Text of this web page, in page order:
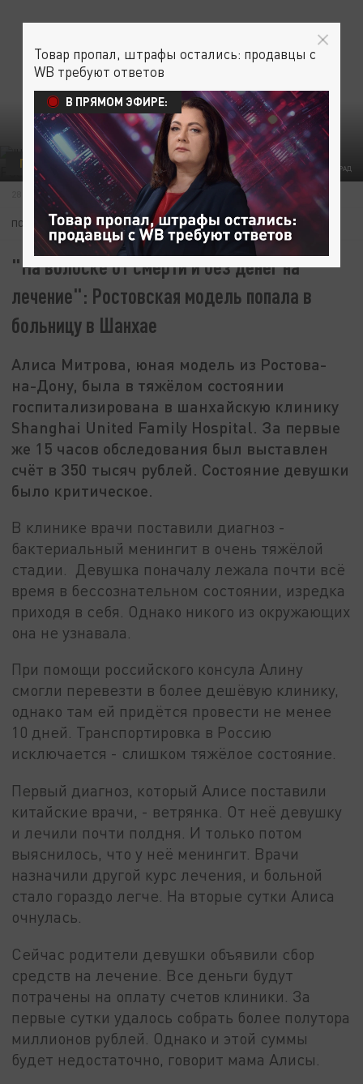
ФОТО: ЦАРЬГРАД
ПРОИСШЕСТВИЯ
28 МАРТА 22:03
ПОДПИШИТЕСЬ:
"На волоске от смерти и без денег на
лечение": Ростовская модель попала в
больницу в Шанхае
Алиса Митрова, юная модель из Ростова-
на-Дону, была в тяжёлом состоянии
госпитализирована в шанхайскую клинику
Shanghai United Family Hospital. За первые
же 15 часов обследования был выставлен
счёт в 350 тысяч рублей. Состояние девушки
было критическое.
В клинике врачи поставили диагноз -
бактериальный менингит в очень тяжёлой
стадии. Девушка поначалу лежала почти всё
время в бессознательном состоянии, изредка
приходя в себя. Однако никого из окружающих
она не узнавала.
При помощи российского консула Алину
смогли перевезти в более дешёвую клинику,
однако там ей придётся провести не менее
10 дней. Транспортировка в Россию
исключается - слишком тяжёлое состояние.
Первый диагноз, который Алисе поставили
китайские врачи, - ветрянка. От неё девушку
и лечили почти полдня. И только потом
выяснилось, что у неё менингит. Врачи
назначили другой курс лечения, и больной
стало гораздо легче. На вторые сутки Алиса
очнулась.
Сейчас родители девушки объявили сбор
средств на лечение. Все деньги будут
потрачены на оплату счетов клиники. За
первые сутки удалось собрать более полутора
миллионов рублей. Однако и этой суммы
будет недостаточно, говорит мама Алисы.
Товар пропал, штрафы остались: продавцы с
WB требуют ответов
В ПРЯМОМ ЭФИРЕ: